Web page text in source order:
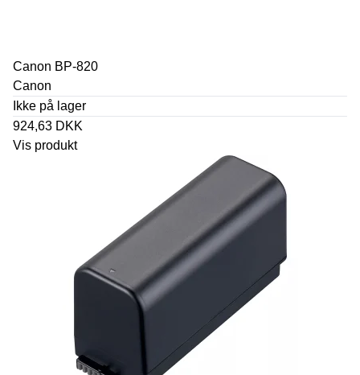
Canon BP-820
Canon
Ikke på lager
924,63 DKK
Vis produkt